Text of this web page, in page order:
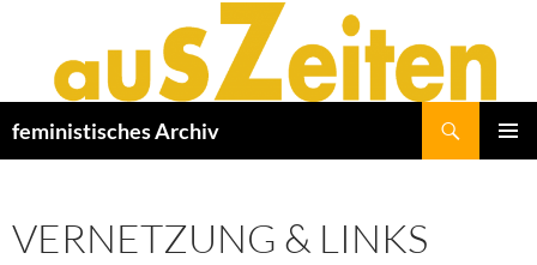
springen
feministisches Archiv
VERNETZUNG & LINKS